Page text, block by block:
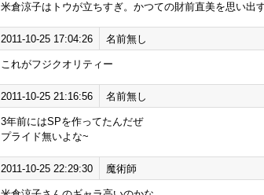
米倉涼子はトウが立ちすぎ。かつての財前直美を思い出す
2011-10-25 17:04:26 名前無し
これがフジクオリティー
2011-10-25 21:16:56 名前無し
3年前にはSPを作ってたんだぜ
プライド無いよな~
2011-10-25 22:29:30 魔術師